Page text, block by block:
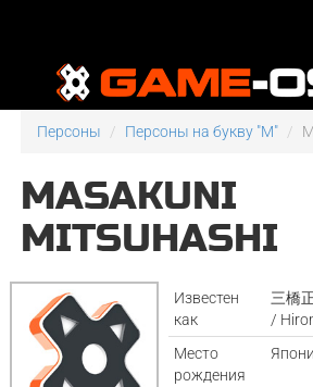
Персоны Персоны на букву "M"
MASAKUNI
MITSUHASHI
Известен
как
三橋
/
Место
рождения